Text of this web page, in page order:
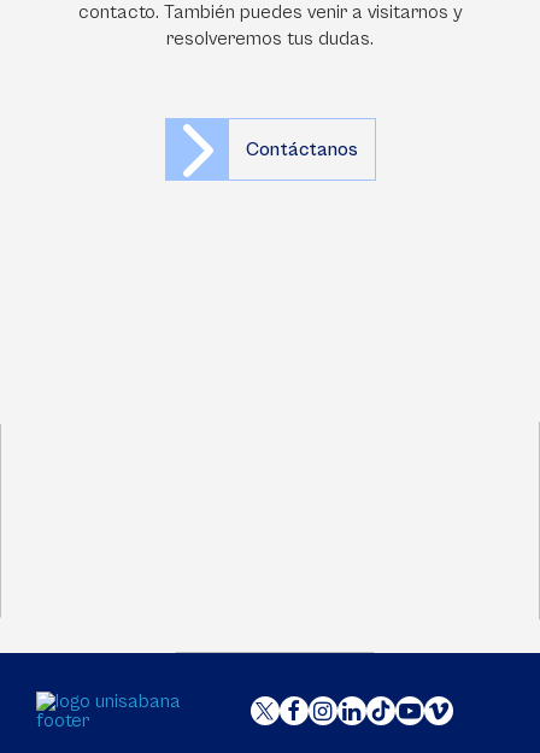
contacto. También puedes venir a visitarnos y
resolveremos tus dudas.
Contáctanos